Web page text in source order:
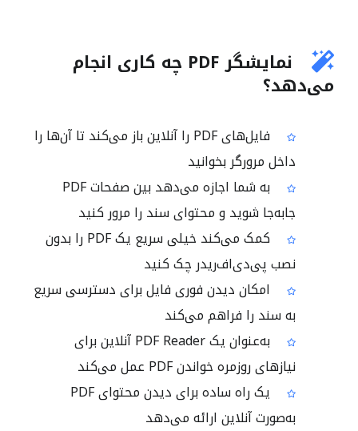
نمایشگر PDF چه کاری انجام
می‌دهد؟
فایل‌های PDF را آنلاین باز می‌کند تا آن‌ها را
داخل مرورگر بخوانید
به شما اجازه می‌دهد بین صفحات PDF
جابه‌جا شوید و محتوای سند را مرور کنید
کمک می‌کند خیلی سریع یک PDF را بدون
نصب پی‌دی‌اف‌ریدر چک کنید
امکان دیدن فوری فایل برای دسترسی سریع
به سند را فراهم می‌کند
به‌عنوان یک PDF Reader آنلاین برای
نیازهای روزمره خواندن PDF عمل می‌کند
یک راه ساده برای دیدن محتوای PDF
به‌صورت آنلاین ارائه می‌دهد